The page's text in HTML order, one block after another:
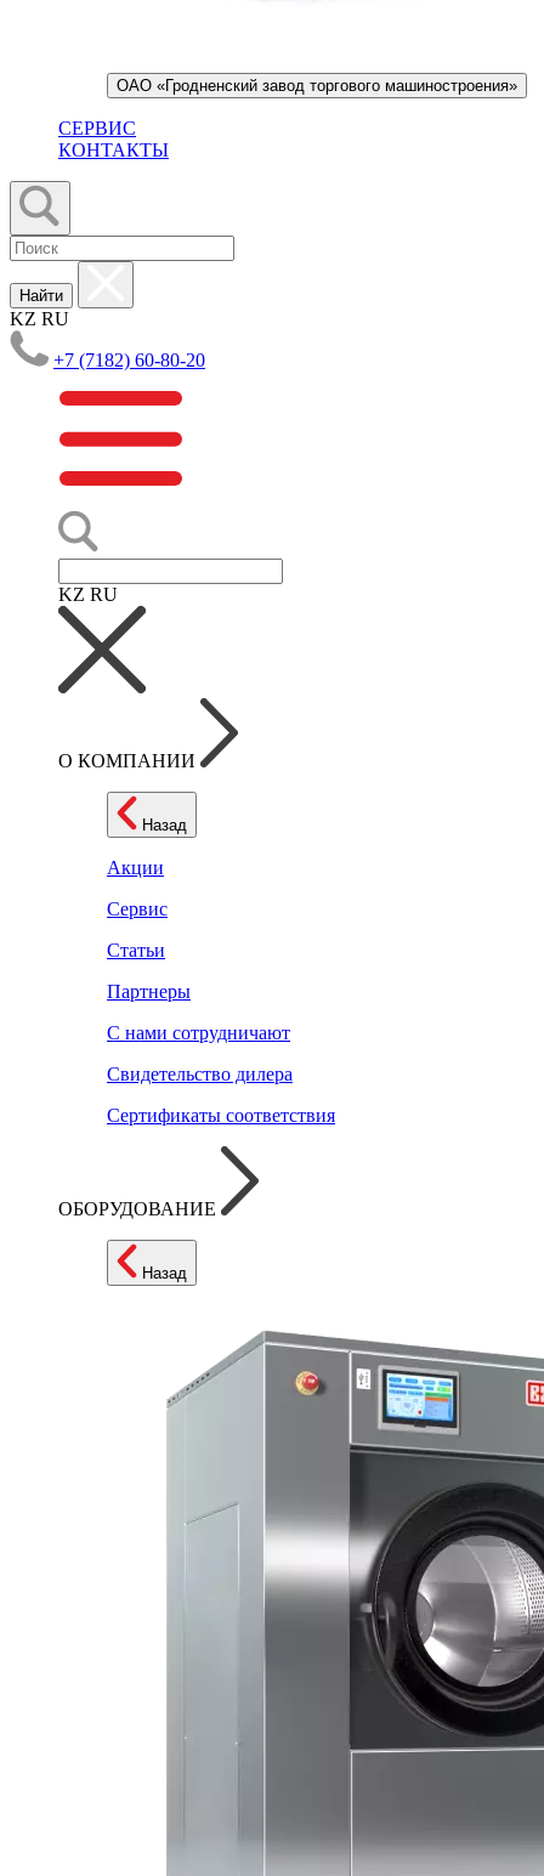
ОАО «Гродненский завод торгового машиностроения»
СЕРВИС
КОНТАКТЫ
Найти
KZ RU
+7 (7182) 60-80-20
KZ RU
О КОМПАНИИ
Назад
Акции
Сервис
Статьи
Партнеры
С нами сотрудничают
Свидетельство дилера
Сертификаты соответствия
ОБОРУДОВАНИЕ
Назад